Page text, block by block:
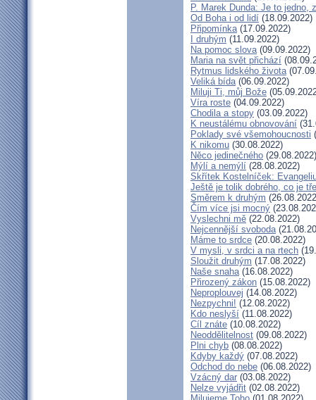
P. Marek Dunda: Je to jedno,
Od Boha i od lidí (18.09.2022)
Připomínka(17.09.2022)
I druhým (11.09.2022)
Na pomoc slova(09.09.2022)
Maria na svět přichází
Rytmus lidského života
Veliká bída(06.09.2022)
Miluji Ti, můj Bože
Víra roste (04.09.2022)
Chodila a stopy (03.09.2022)
K neustálému obnovování
Poklady své všemohoucnosti
K nikomu (30.08.2022)
Něco jedinečného (29.08.2022)
Mýlí a nemýlí (28.08.2022)
Skřítek Kostelníček:
Ještě je tolik dobrého, co je
Směrem k druhým
Čím více jsi mocný
Vyslechni mě (22.08.2022)
Nejcennější svoboda
Máme to srdce (20.08.2022)
V mysli, v srdci a na rtech
Sloužit druhým (17.08.2022)
Naše snaha(16.08.2022)
Přirozený zákon (15.08.2022)
Neproplouvej (14.08.2022)
Nezpychni! (12.08.2022)
Kdo neslyší (11.08.2022)
Cíl znáte (10.08.2022)
Neoddělitelnost (09.08.2022)
Plni chyb (08.08.2022)
Kdyby každý (07.08.2022)
Odchod do nebe (06.08.2022)
Vzácný dar (03.08.2022)
Nelze vyjádřit (02.08.2022)